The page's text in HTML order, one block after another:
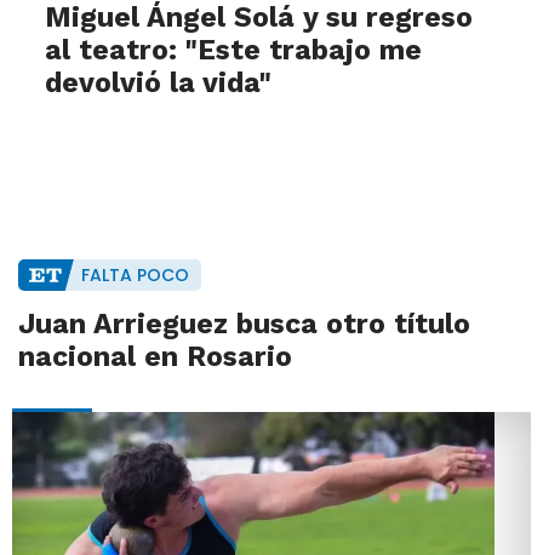
Miguel Ángel Solá y su regreso
al teatro: "Este trabajo me
devolvió la vida"
FALTA POCO
Juan Arrieguez busca otro título
nacional en Rosario